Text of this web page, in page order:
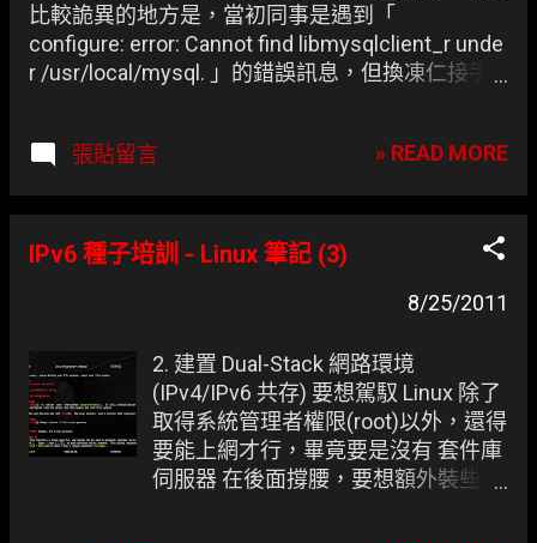
比較詭異的地方是，當初同事是遇到「
configure: error: Cannot find libmysqlclient_r unde
r /usr/local/mysql. 」的錯誤訊息，但換凍仁接手
張貼留言
» READ MORE
IPv6 種子培訓 - Linux 筆記 (3)
8/25/2011
2. 建置 Dual-Stack 網路環境
(IPv4/IPv6 共存) 要想駕馭 Linux 除了
取得系統管理者權限(root)以外，還得
要能上網才行，畢竟要是沒有 套件庫
伺服器 在後面撐腰，要想額外裝些套